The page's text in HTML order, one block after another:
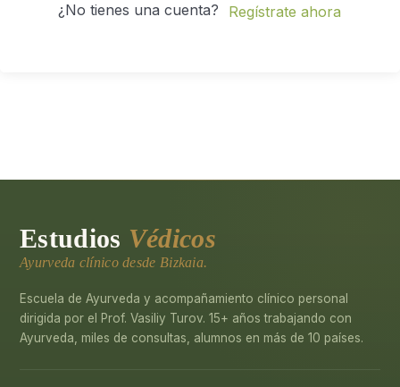
¿No tienes una cuenta? Regístrate ahora
Estudios Védicos
Ayurveda clínico desde Bizkaia.
Escuela de Ayurveda y acompañamiento clínico personal
dirigida por el Prof. Vasiliy Turov. 15+ años trabajando con
Ayurveda, miles de consultas, alumnos en más de 10 países.